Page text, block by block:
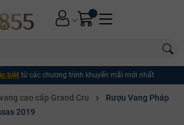
biệt từ các chương trình khuyến mãi mới nhất
cao cấp Grand Cru
Rượu Vang Pháp
2019